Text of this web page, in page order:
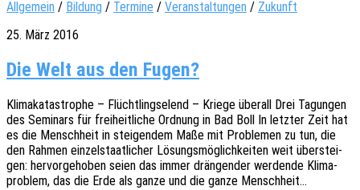
Allgemein / Bildung / Termine / Veranstaltungen / Zukunft
25. März 2016
Die Welt aus den Fugen?
Klima­ka­ta­stro­phe – Flücht­lings­elend – Kriege über­all Drei Tagun­gen
des Semi­nars für frei­heit­li­che Ordnung in Bad Boll In letz­ter Zeit hat
es die Mensch­heit in stei­gen­dem Maße mit Proble­men zu tun, die
den Rahmen einzel­staat­li­cher Lösungs­mög­lich­kei­ten weit über­stei­
gen: hervor­ge­ho­ben seien das immer drän­gen­der werden­de Klima­
pro­blem, das die Erde als ganze und die ganze Menschheit…